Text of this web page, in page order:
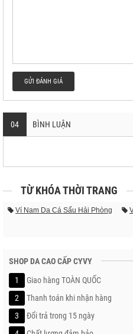
GỬI ĐÁNH GIÁ
04 BÌNH LUẬN
TỪ KHÓA THỜI TRANG
Ví Nam Da Cá Sấu Hải Phòng
SHOP DA CAO CẤP CYVY
1
Giao hàng TOÀN QUỐC
2
Thanh toán khi nhận hàng
3
Đổi trả trong 15 ngày